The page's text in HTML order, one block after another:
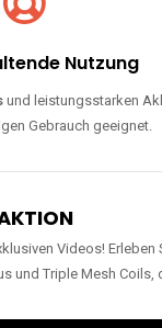
Nutzung
und leistungsstarken
Gebrauch geeignet.
Videos!
und Triple Mesh Coils,